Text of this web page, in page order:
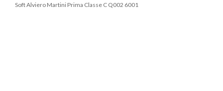
Soft Alviero Martini Prima Classe C Q002 6001